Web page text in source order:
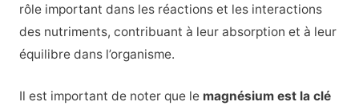
rôle important dans les réactions et les interactions
des nutriments, contribuant à leur absorption et à leur
équilibre dans l’organisme.
Il est important de noter que lemagnésium est la clé